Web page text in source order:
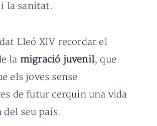
i la sanitat.
Lleó XIV recordar el
la migració juvenil, que
els joves sense
de futur cerquin una vida
seu país.